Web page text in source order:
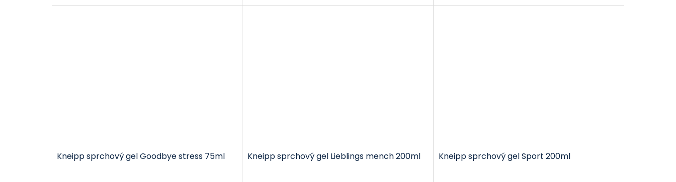
Kneipp sprchový gel Goodbye stress 75ml Kneipp sprchový gel Lieblings mench 200ml Kneipp sprchový gel Sport 200ml